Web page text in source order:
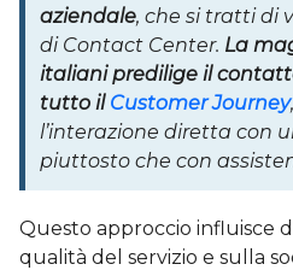
aziendale, che si tratti di
di Contact Center. La
italiani predilige il
tutto il Customer Journey
l’interazione diretta con
piuttosto che con
Questo approccio influisce
qualità del servizio e sulla